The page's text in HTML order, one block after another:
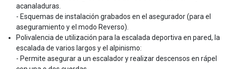
acanaladuras.
- Esquemas de instalación grabados en el asegurador (para el
aseguramiento y el modo Reverso).
Polivalencia de utilización para la escalada deportiva en pared, la
escalada de varios largos y el alpinismo:
- Permite asegurar a un escalador y realizar descensos en rápel